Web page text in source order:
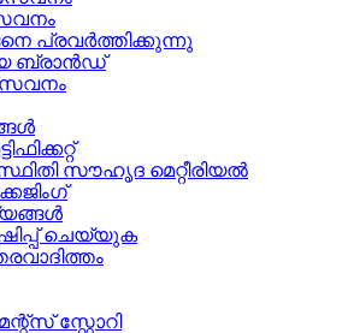
പ്രവർത്തിക്കുന്നു
ബ്രാൻഡ്
സേവനം
സൗഹൃദ മെറ്റീരിയൽ
ചെയ്യുക
സ്റ്റോറി